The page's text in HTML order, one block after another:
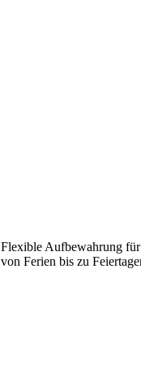
Flexible Aufbewahrung für
von Ferien bis zu